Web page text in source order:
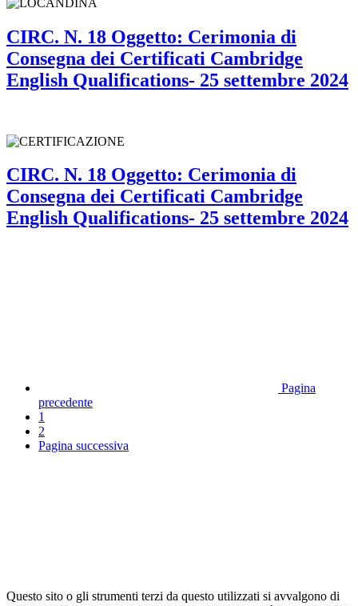
CIRC. N. 18 Oggetto: Cerimonia di
Consegna dei Certificati Cambridge
English Qualifications- 25 settembre 2024
CIRC. N. 18 Oggetto: Cerimonia di
Consegna dei Certificati Cambridge
English Qualifications- 25 settembre 2024
Pagina
precedente
1
2
Pagina successiva
Questo sito o gli strumenti terzi da questo utilizzati si avvalgono di